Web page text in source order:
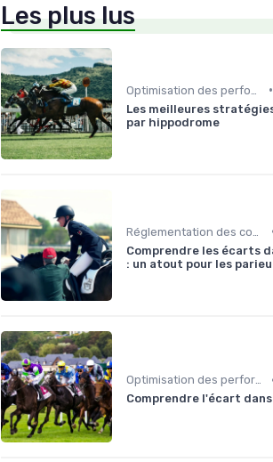
Les plus lus
•
Les meilleures
par hippodrome
Comprendre les écarts
: un atout pour les
Optimisation des performances
Comprendre l'écart